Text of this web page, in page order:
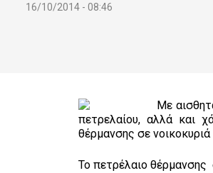
16/10/2014 - 08:46
Με
πετρελαίου, αλλά και
θέρμανσης σε νοικοκυριά
Το πετρέλαιο θέρμανσης